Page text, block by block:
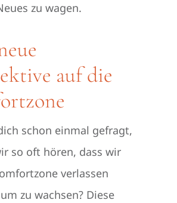
zu wagen.
auf die
schon einmal gefragt,
so oft hören, dass wir
verlassen
zu wachsen? Diese